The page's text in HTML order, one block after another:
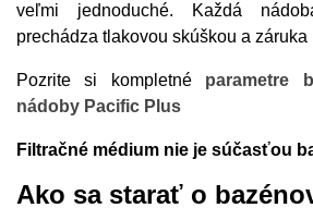
veľmi jednoduché. Každá
prechádza tlakovou skúškou a záruka
Pozrite si kompletné parametre
nádoby Pacific Plus
Filtračné médium nie je súčasťou
Ako sa starať o